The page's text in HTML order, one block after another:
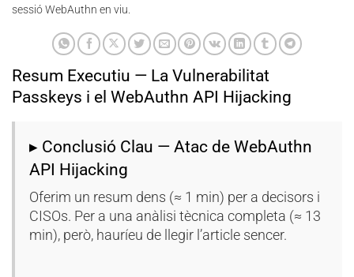
sessió WebAuthn en viu.
Resum Executiu — La Vulnerabilitat
Passkeys i el WebAuthn API Hijacking
▸ Conclusió Clau — Atac de WebAuthn
API Hijacking
Oferim un resum dens (≈ 1 min) per a decisors i
CISOs. Per a una anàlisi tècnica completa (≈ 13
min), però, hauríeu de llegir l’article sencer.